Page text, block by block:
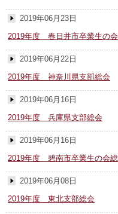
2019年06月23日
2019年度 春日井市卒業生の
2019年06月22日
2019年度 神奈川県支部総会
2019年06月16日
2019年度 兵庫県支部総会
2019年06月16日
2019年度 碧南市卒業生の会
2019年06月08日
2019年度 東北支部総会